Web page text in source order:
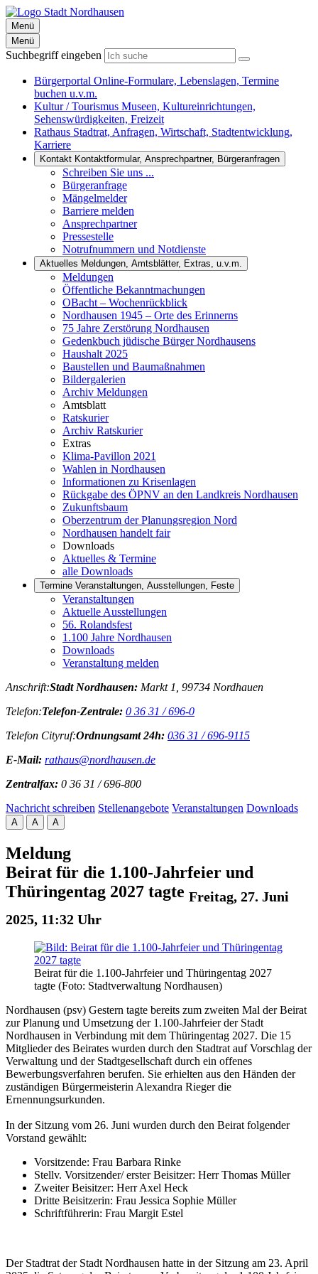
Menü
Menü
Suchbegriff eingeben
Bürgerportal Online-Formulare, Lebenslagen, Termine
buchen u.v.m.
Kultur / Tourismus Museen, Kultureinrichtungen,
Sehenswürdigkeiten, Freizeit
Rathaus Stadtrat, Anfragen, Wirtschaft, Stadtentwicklung,
Karriere
Kontakt Kontaktformular, Ansprechpartner, Bürgeranfragen
Schreiben Sie uns ...
Bürgeranfrage
Mängelmelder
Barriere melden
Ansprechpartner
Pressestelle
Notrufnummern und Notdienste
Aktuelles Meldungen, Amtsblätter, Extras, u.v.m.
Meldungen
Öffentliche Bekanntmachungen
OBacht – Wochenrückblick
Nordhausen 1945 – Orte des Erinnerns
75 Jahre Zerstörung Nordhausen
Gedenkbuch jüdische Bürger Nordhausens
Haushalt 2025
Baustellen und Baumaßnahmen
Bildergalerien
Archiv Meldungen
Amtsblatt
Ratskurier
Archiv Ratskurier
Extras
Klima-Pavillon 2021
Wahlen in Nordhausen
Informationen zu Krisenlagen
Rückgabe des ÖPNV an den Landkreis Nordhausen
Zukunftsbaum
Oberzentrum der Planungsregion Nord
Nordhausen handelt fair
Downloads
Aktuelles & Termine
alle Downloads
Termine Veranstaltungen, Ausstellungen, Feste
Veranstaltungen
Aktuelle Ausstellungen
56. Rolandsfest
1.100 Jahre Nordhausen
Downloads
Veranstaltung melden
Anschrift:Stadt Nordhausen: Markt 1, 99734 Nordhauen
Telefon:Telefon-Zentrale: 0 36 31 / 696-0
Telefon Cityruf:Ordnungsamt 24h: 036 31 / 696-9115
E-Mail: rathaus@nordhausen.de
Zentralfax: 0 36 31 / 696-800
Nachricht schreiben Stellenangebote Veranstaltungen Downloads
A A A
Meldung
Beirat für die 1.100-Jahrfeier und
Thüringentag 2027 tagte Freitag, 27. Juni
2025, 11:32 Uhr
Beirat für die 1.100-Jahrfeier und Thüringentag 2027
tagte (Foto: Stadtverwaltung Nordhausen)
Nordhausen (psv) Gestern tagte bereits zum zweiten Mal der Beirat
zur Planung und Umsetzung der 1.100-Jahrfeier der Stadt
Nordhausen in Verbindung mit dem Thüringentag 2027. Die 15
Mitglieder des Beirates wurden durch den Stadtrat auf Vorschlag der
Verwaltung und der Stadtgesellschaft durch ein offenes
Bewerbungsverfahren berufen. Sie erhielten aus den Händen der
zuständigen Bürgermeisterin Alexandra Rieger die
Ernennungsurkunden.
In der Sitzung vom 26. Juni wurden durch den Beirat folgender
Vorstand gewählt:
Vorsitzende: Frau Barbara Rinke
Stellv. Vorsitzender/ erster Beisitzer: Herr Thomas Müller
Zweiter Beisitzer: Herr Axel Heck
Dritte Beisitzerin: Frau Jessica Sophie Müller
Schriftführerin: Frau Margit Estel
Der Stadtrat der Stadt Nordhausen hatte in der Sitzung am 23. April